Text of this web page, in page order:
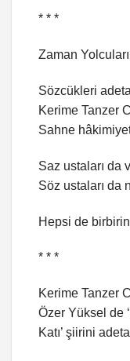
* * *
Zaman
Sözcükleri
Kerime Tanzer
Sahne
Saz ustaları da
Söz ustaları da
Hepsi de
* * *
Kerime Tanzer
Özer Yüksel de
Katı’ şiirini